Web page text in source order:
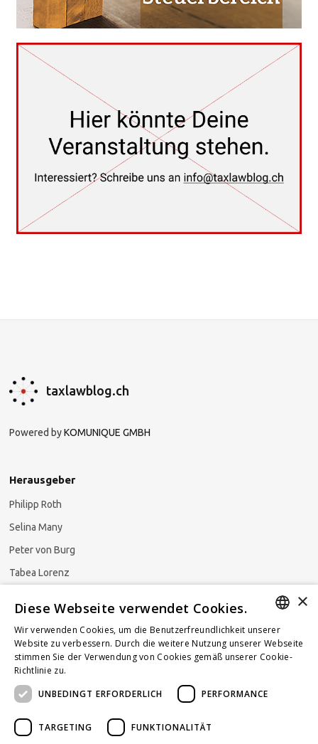
taxlawblog.ch
Powered byKOMUNIQUE GMBH
Herausgeber
Philipp Roth
Selina Many
Peter von Burg
Tabea Lorenz
Newsletter abonnieren
GERMAN
FRENCH
×
Diese Webseite verwendet Cookies.
Wir verwenden Cookies, um die Benutzerfreundlichkeit unserer
Website zu verbessern. Durch die weitere Nutzung unserer Webseite
stimmen Sie der Verwendung von Cookies gemäß unserer Cookie-
Richtlinie zu.
UNBEDINGT ERFORDERLICH
PERFORMANCE
TARGETING FUNKTIONALITÄT